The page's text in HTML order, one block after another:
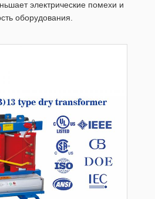
электрические помехи и
оборудования.